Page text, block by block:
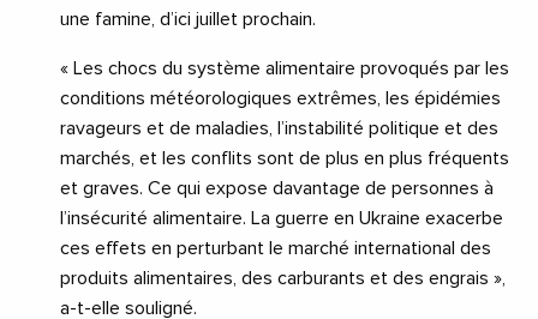
une famine, d’ici juillet prochain.
« Les chocs du système alimentaire provoqués par les
conditions météorologiques extrêmes, les épidémies
ravageurs et de maladies, l’instabilité politique et des
marchés, et les conflits sont de plus en plus fréquents
et graves. Ce qui expose davantage de personnes à
l’insécurité alimentaire. La guerre en Ukraine exacerbe
ces effets en perturbant le marché international des
produits alimentaires, des carburants et des engrais »,
a-t-elle souligné.